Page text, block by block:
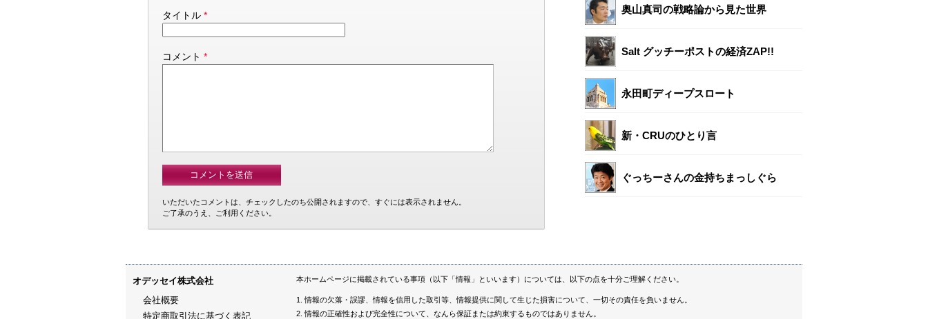
タイトル *
コメント *
いただいたコメントは、チェックしたのち公開されますので、すぐには表示されません。
ご了承のうえ、ご利用ください。
奥山真司の戦略論から見た世界
Salt グッチーポストの経済ZAP!!
永田町ディープスロート
新・CRUのひとり言
ぐっちーさんの金持ちまっしぐら
オデッセイ株式会社
会社概要
特定商取引法に基づく表記
本ホームページに掲載されている事項（以下「情報」といいます）については、以下の点を十分ご理解ください。
情報の欠落・誤謬、情報を信用した取引等、情報提供に関して生じた損害について、一切その責任を負いません。
情報の正確性および完全性について、なんら保証または約束するものではありません。